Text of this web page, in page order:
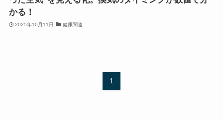
かる！
2025年10月11日 健康関連
1